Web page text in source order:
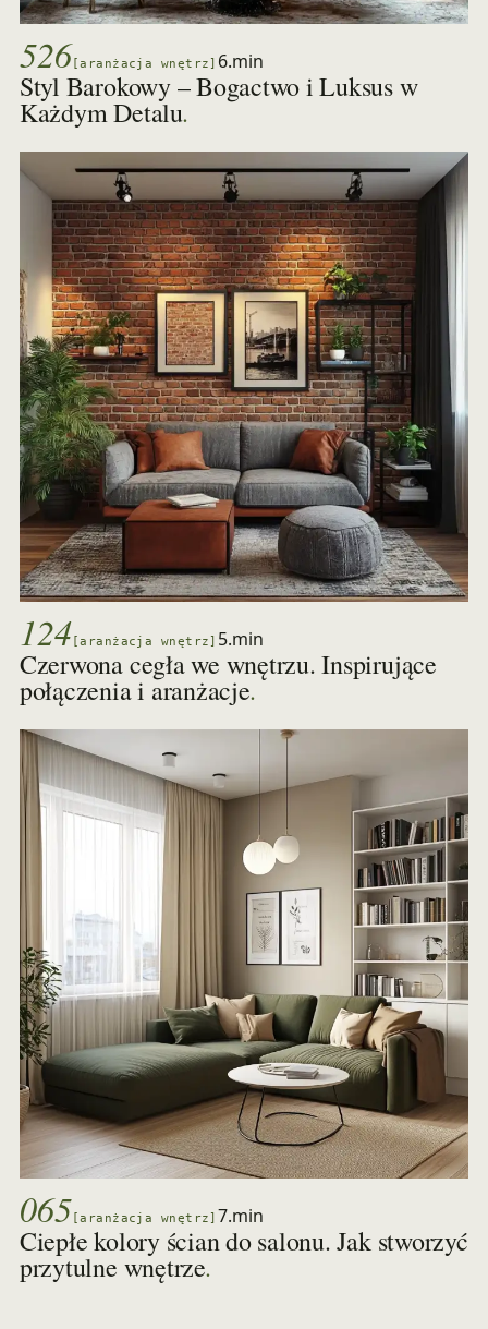
526 [aranżacja wnętrz] 6.min
Styl Barokowy – Bogactwo i Luksus w
Każdym Detalu.
124 [aranżacja wnętrz] 5.min
Czerwona cegła we wnętrzu. Inspirujące
połączenia i aranżacje.
065 [aranżacja wnętrz] 7.min
Ciepłe kolory ścian do salonu. Jak stworzyć
przytulne wnętrze.